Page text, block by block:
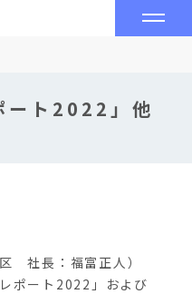
ート2022」他
社長：福富正人）
ポート 2022 」および